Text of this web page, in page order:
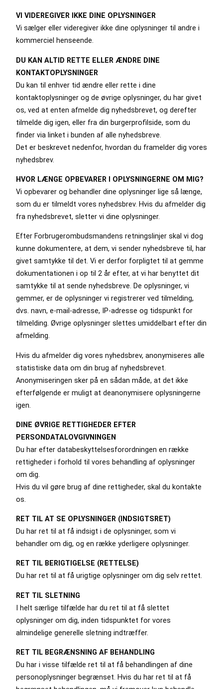
VI VIDEREGIVER IKKE DINE OPLYSNINGER
Vi sælger eller videregiver ikke dine oplysninger til andre i
kommerciel henseende.
DU KAN ALTID RETTE ELLER ÆNDRE DINE
KONTAKTOPLYSNINGER
Du kan til enhver tid ændre eller rette i dine
kontaktoplysninger og de øvrige oplysninger, du har givet
os, ved at enten afmelde dig nyhedsbrevet, og derefter
tilmelde dig igen, eller fra din burgerprofilside, som du
finder via linket i bunden af alle nyhedsbreve.
Det er beskrevet nedenfor, hvordan du framelder dig vores
nyhedsbrev.
HVOR LÆNGE OPBEVARER I OPLYSNINGERNE OM MIG?
Vi opbevarer og behandler dine oplysninger lige så længe,
som du er tilmeldt vores nyhedsbrev. Hvis du afmelder dig
fra nyhedsbrevet, sletter vi dine oplysninger.
Efter Forbrugerombudsmandens retningslinjer skal vi dog
kunne dokumentere, at dem, vi sender nyhedsbreve til, har
givet samtykke til det. Vi er derfor forpligtet til at gemme
dokumentationen i op til 2 år efter, at vi har benyttet dit
samtykke til at sende nyhedsbreve. De oplysninger, vi
gemmer, er de oplysninger vi registrerer ved tilmelding,
dvs. navn, e-mail-adresse, IP-adresse og tidspunkt for
tilmelding. Øvrige oplysninger slettes umiddelbart efter din
afmelding.
Hvis du afmelder dig vores nyhedsbrev, anonymiseres alle
statistiske data om din brug af nyhedsbrevet.
Anonymiseringen sker på en sådan måde, at det ikke
efterfølgende er muligt at deanonymisere oplysningerne
igen.
DINE ØVRIGE RETTIGHEDER EFTER
PERSONDATALOVGIVNINGEN
Du har efter databeskyttelsesforordningen en række
rettigheder i forhold til vores behandling af oplysninger
om dig.
Hvis du vil gøre brug af dine rettigheder, skal du kontakte
os.
RET TIL AT SE OPLYSNINGER (INDSIGTSRET)
Du har ret til at få indsigt i de oplysninger, som vi
behandler om dig, og en række yderligere oplysninger.
RET TIL BERIGTIGELSE (RETTELSE)
Du har ret til at få urigtige oplysninger om dig selv rettet.
RET TIL SLETNING
I helt særlige tilfælde har du ret til at få slettet
oplysninger om dig, inden tidspunktet for vores
almindelige generelle sletning indtræffer.
RET TIL BEGRÆNSNING AF BEHANDLING
Du har i visse tilfælde ret til at få behandlingen af dine
personoplysninger begrænset. Hvis du har ret til at få